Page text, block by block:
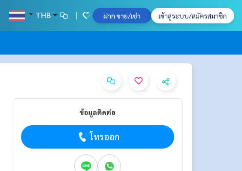
THB ฝาก ขาย/เช่า เข้าสู่ระบบ/สมัครสมาชิก
ข้อมูลติดต่อ
โทรออก